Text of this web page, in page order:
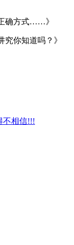
确方式……》
究你知道吗？》
不相信!!!